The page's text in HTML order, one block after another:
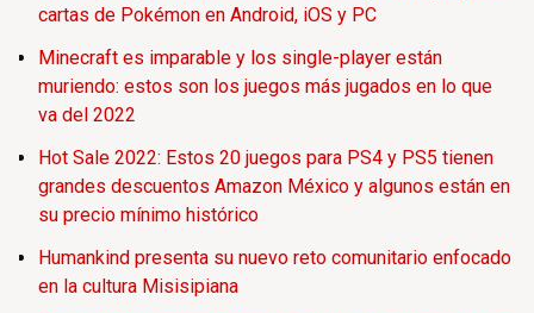
cartas de Pokémon en Android, iOS y PC
Minecraft es imparable y los single-player están
muriendo: estos son los juegos más jugados en lo que
va del 2022
Hot Sale 2022: Estos 20 juegos para PS4 y PS5 tienen
grandes descuentos Amazon México y algunos están en
su precio mínimo histórico
Humankind presenta su nuevo reto comunitario enfocado
en la cultura Misisipiana